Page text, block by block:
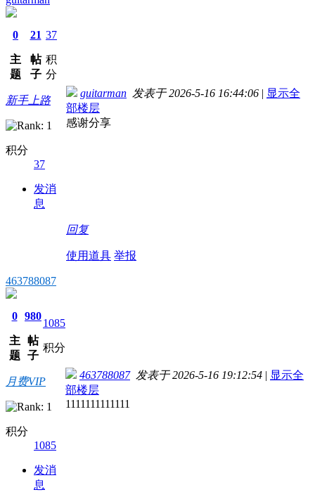
0
主
题
21
帖
子
37
积
分
新手上路
积分
37
发消
息
guitarman 发表于 2026-5-16 16:44:06 | 显示全
部楼层
感谢分享
回复
使用道具 举报
463788087
0
主
题
980
帖
子
1085
积分
月费VIP
积分
1085
发消
息
463788087发表于 2026-5-16 19:12:54 | 显示全
部楼层
1111111111111